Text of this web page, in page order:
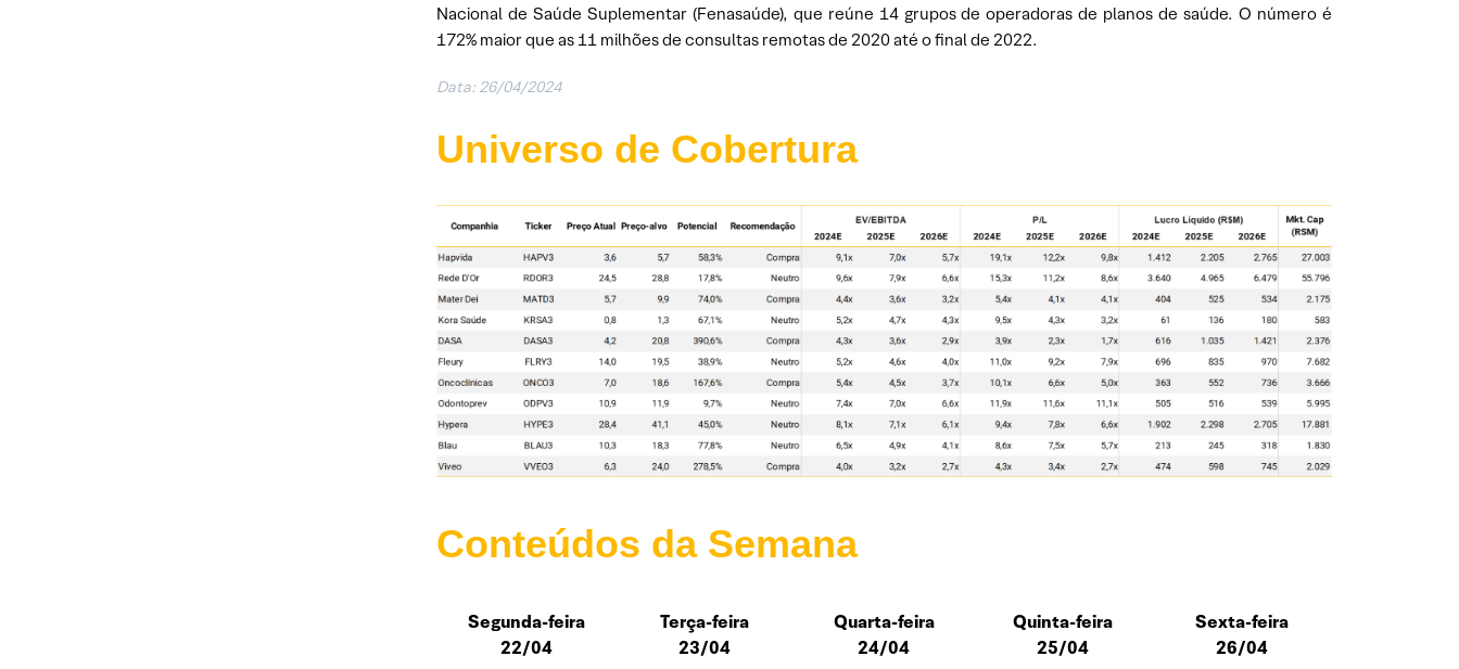
Nacional de Saúde Suplementar (Fenasaúde), que reúne 14 grupos de operadoras de planos de saúde. O número é
172% maior que as 11 milhões de consultas remotas de 2020 até o final de 2022.
Data: 26/04/2024
Universo de Cobertura
Conteúdos da Semana
Segunda-feira
22/04
Terça-feira
23/04
Quarta-feira
24/04
Quinta-feira
25/04
Sexta-feira
26/04